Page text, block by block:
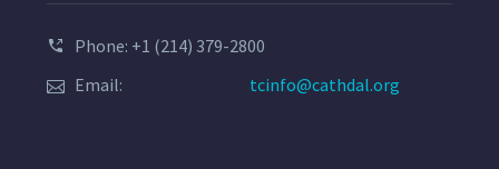
Phone: +1 (214) 379-2800
Email:
tcinfo@cathdal.org